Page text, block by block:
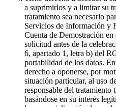
a suprimirlos y a limitar su
tratamiento sea necesario
Servicios de Información y
Cuenta de Demostración en
solicitud antes de la
6, apartado 1, letra b) del
portabilidad de los datos.
derecho a oponerse, por
situación particular, al uso
responsable del tratamiento
basándose en su interés